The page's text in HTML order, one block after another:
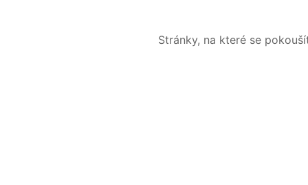
Stránky, na které se